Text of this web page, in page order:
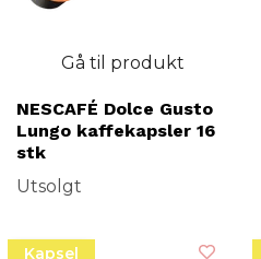
Gå til produkt
NESCAFÉ Dolce Gusto
Lungo kaffekapsler 16
stk
Utsolgt
Kapsel